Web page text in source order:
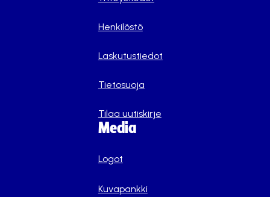
Henkilöstö
Laskutustiedot
Tietosuoja
Tilaa uutiskirje
Media
Logot
Kuvapankki